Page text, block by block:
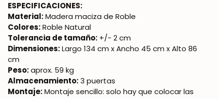
ESPECIFICACIONES:
Material:Madera maciza de Roble
Colores:Roble Natural
Tolerancia de tamaño: +/- 2 cm
Dimensiones:Largo 134 cm x Ancho 45 cm x Alto 86
cm
Peso:aprox. 59 kg
Almacenamiento:3 puertas
Montaje:Montaje sencillo: solo hay que colocar las